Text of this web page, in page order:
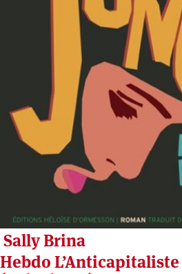
Sally Brina
Hebdo L’Anticapitaliste